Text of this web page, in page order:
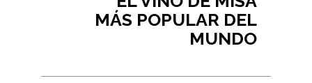
MÁS POPULAR DEL
MUNDO